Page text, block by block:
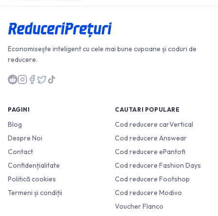
Economisește inteligent cu cele mai bune cupoane și coduri de
reducere.
PAGINI
Blog
Despre Noi
Contact
Confidențialitate
Politică cookies
Termeni și condiții
CAUTARI POPULARE
Cod reducere carVertical
Cod reducere Answear
Cod reducere ePantofi
Cod reducere Fashion Days
Cod reducere Footshop
Cod reducere Modivo
Voucher Flanco